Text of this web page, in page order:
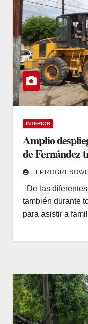
INTERIOR
Amplio
de Fernández
De las
también durante
para asistir a